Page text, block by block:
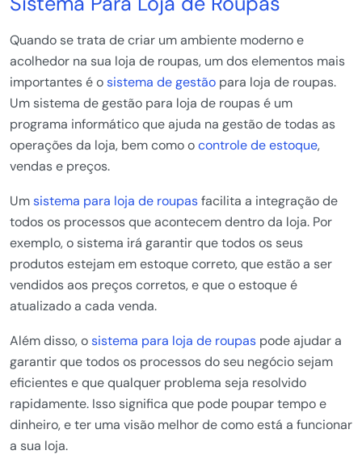
Quando se trata de criar um ambiente moderno e
acolhedor na sua loja de roupas, um dos elementos mais
importantes é osistema de gestão para loja de roupas.
Um sistema de gestão para loja de roupas é um
programa informático que ajuda na gestão de todas as
operações da loja, bem como ocontrole de estoque,
vendas e preços.
Umsistema para loja de roupasfacilita a integração de
todos os processos que acontecem dentro da loja. Por
exemplo, o sistema irá garantir que todos os seus
produtos estejam em estoque correto, que estão a ser
vendidos aos preços corretos, e que o estoque é
atualizado a cada venda.
Além disso, osistema para loja de roupas pode ajudar a
garantir que todos os processos do seu negócio sejam
eficientes e que qualquer problema seja resolvido
rapidamente. Isso significa que pode poupar tempo e
dinheiro, e ter uma visão melhor de como está a funcionar
a sua loja.